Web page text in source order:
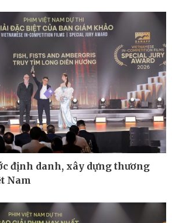
Thể thao
Pickleball
Bóng đá Việt Nam
Bóng đá quốc tế
Thế giới thể thao
Lịch thi đấu bóng đá
eSports
Hậu trường
định danh, xây dựng thương
Nam